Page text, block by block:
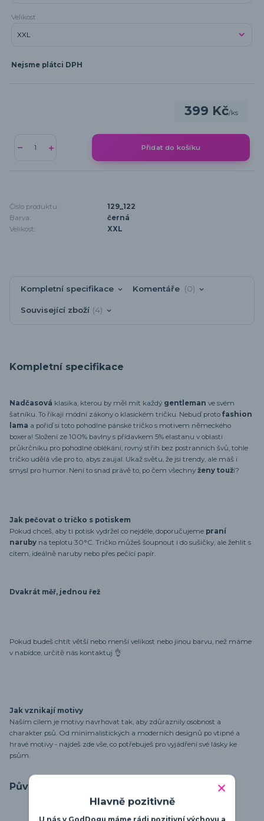
Velikost
Nejsme plátci DPH
399 Kč/ks
Přidat do košíku
Číslo produktu:
129_122
Barva:
černá
Velikost:
XXL
Kompletní specifikace Komentáře 0
Související zboží 4
Kompletní specifikace
Nadčasová klasika, kterou by měl mít každý gentleman ve svém
šatníku. To říkají módní zákony o klasickém tričku. Nebuď proto fashion
lama a pořiď si toto pohodlné pánské tričko s motivem německého
boxera! Složení ze 100% bavlny s přídavkem 5% elastanu v oblasti
průkrčníku pro pohodlné oblékání, rovný střih bez postranních švů, tohle
tričko udělá vše pro to, abys zaujal. Ukaž světu, že jsi trendy, ale máš i
smysl pro humor. Není to snad právě to, po čem všechny ženy touží?
Jak pečovat o tričko s potiskem
Pokud chceš, aby ti potisk vydržel co nejdéle, doporučujeme praní
naruby na teplotu 30°C. Tričko můžeš šoupnout i do sušičky, ale žehlit s
citem, ideálně naruby nebo přes pečicí papír.
Dvakrát měř, jednou řež
Pokud budeš chtít větší nebo menší velikost nebo jinou barvu, než máme
v nabídce, určitě nás kontaktuj 👌
Jak vznikají motivy
Naším cílem je motivy navrhovat tak, aby zdůraznily osobnost a
charakter psů. Od minimalistických a moderních designů po vtipné a
hravé motivy - najdeš zde vše, co potřebuješ pro vyjádření své lásky ke
psům.
Původ zboží
Hlavně pozitivně